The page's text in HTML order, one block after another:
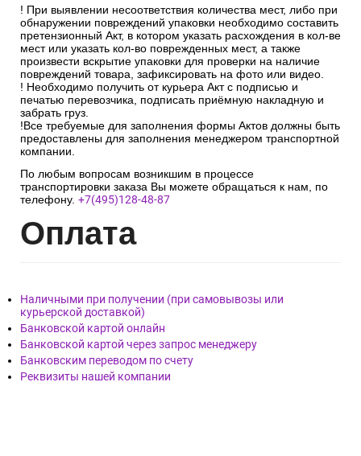
! При выявлении несоответствия количества мест, либо при
обнаружении повреждений упаковки необходимо составить
претензионный Акт, в котором указать расхождения в кол-ве
мест или указать кол-во поврежденных мест, а также
произвести вскрытие упаковки для проверки на наличие
повреждений товара, зафиксировать на фото или видео.
! Необходимо получить от курьера Акт с подписью и
печатью перевозчика, подписать приёмную накладную и
забрать груз.
!Все требуемые для заполнения формы Актов должны быть
предоставлены для заполнения менеджером транспортной
компании.
По любым вопросам возникшим в процессе
транспортировки заказа Вы можете обращаться к нам, по
телефону. +7(495)128-48-87
Оплата
Наличными при получении (при самовывозы или
курьерской доставкой)
Банковской картой онлайн
Банковской картой через запрос менеджеру
Банковским переводом по счету
Реквизиты нашей компании